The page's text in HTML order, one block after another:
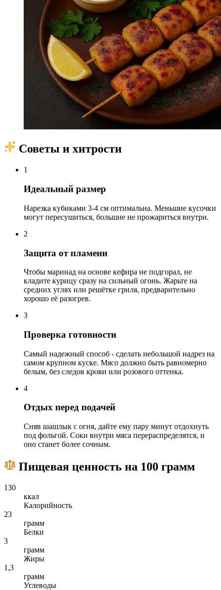
Советы и хитрости
1
Идеальный размер
Нарезка кубиками 3-4 см оптимальна. Меньшие кусочки
могут пересушиться, большие не прожариться внутри.
2
Защита от пламени
Чтобы маринад на основе кефира не подгорал, не
кладите курицу сразу на сильный огонь. Жарьте на
средних углях или решётке гриля, предварительно
хорошо её разогрев.
3
Проверка готовности
Самый надежный способ - сделать небольшой надрез на
самом крупном куске. Мясо должно быть равномерно
белым, без следов крови или розового оттенка.
4
Отдых перед подачей
Сняв шашлык с огня, дайте ему пару минут отдохнуть
под фольгой. Соки внутри мяса перераспределятся, и
оно станет более сочным.
Пищевая ценность на 100 грамм
130
ккал
Калорийность
23
грамм
Белки
3
грамм
Жиры
1,3
грамм
Углеводы